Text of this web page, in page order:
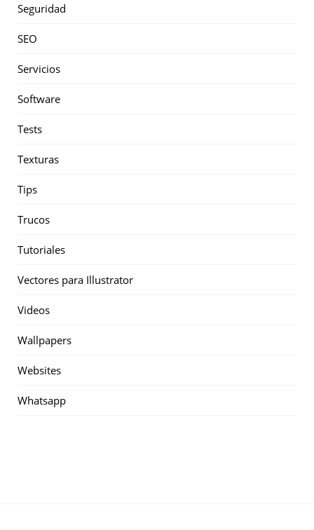
Seguridad
SEO
Servicios
Software
Tests
Texturas
Tips
Trucos
Tutoriales
Vectores para Illustrator
Videos
Wallpapers
Websites
Whatsapp